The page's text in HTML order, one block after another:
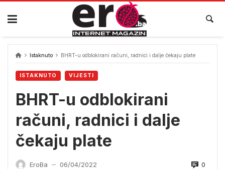
Skip
content
Istaknuto BHRT-u odblokirani računi, radnici i dalje čekaju plate
ISTAKNUTO VIJESTI
BHRT-u odblokirani
računi, radnici i dalje
čekaju plate
EroBa — 06/04/2022 0